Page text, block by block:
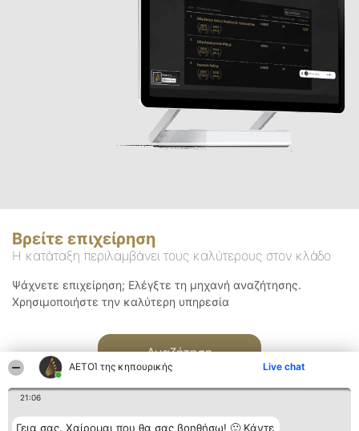
ΑΕΤΟΊ της κηπουρικής Live chat
21:06
Γεια σας. Χαίρομαι που θα σας βοηθήσω! 🙂 Κάντε
Βρείτε επιχείρηση
Η κατάταξη περιλαμβάνει τους καλύτερους στον κλάδο
Ψάχνετε επιχείρηση; Ελέγξτε τη μηχανή αναζήτησης.
Χρησιμοποιήστε την καλύτερη υπηρεσία
Αναζήτηση